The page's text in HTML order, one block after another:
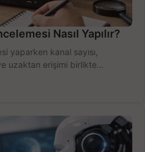
Nasıl Yapılır?
yaparken kanal sayısı,
uzaktan erişimi birlikte